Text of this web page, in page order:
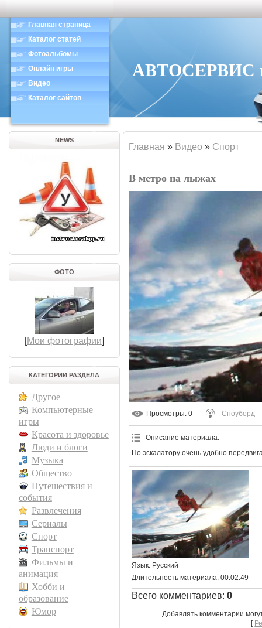
Главная страница
Каталог статей
Фотоальбомы
Онлайн игры
Видео
Каталог сайтов
АВТОСЕРВИС в
NEWS
ФОТО
[Мои фотографии]
КАТЕГОРИИ РАЗДЕЛА
Другое
Компьютерные
игры
Красота и здоровье
Люди и блоги
Музыка
Общество
Путешествия и
события
Развлечения
Сериалы
Спорт
Транспорт
Фильмы и
анимация
Хобби и
образование
Юмор
Главная » Видео » Спорт
В метро на лыжах
Просмотры: 0 Сноуборд
Описание материала:
По эскалатору очень удобно
Язык: Русский
Длительность материала: 00:02:49
Всего комментариев: 0
Добавлять комментарии
[